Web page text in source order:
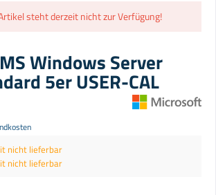
steht derzeit nicht zur Verfügung!
Windows Server
5er USER-CAL
nicht lieferbar
nicht lieferbar